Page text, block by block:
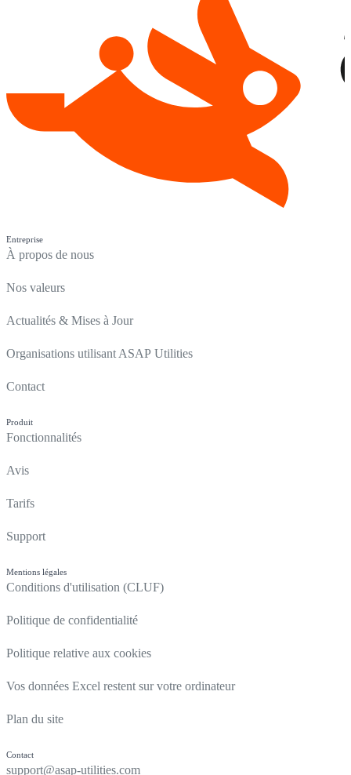
Entreprise
À propos de nous
Nos valeurs
Actualités & Mises à Jour
Organisations utilisant ASAP Utilities
Contact
Produit
Fonctionnalités
Avis
Tarifs
Support
Mentions légales
Conditions d'utilisation (CLUF)
Politique de confidentialité
Politique relative aux cookies
Vos données Excel restent sur votre ordinateur
Plan du site
Contact
support@asap-utilities.com